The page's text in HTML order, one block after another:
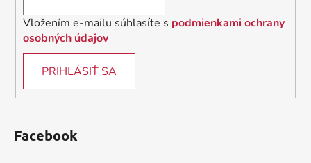
Vložením e-mailu súhlasíte s podmienkami ochrany
osobných údajov
PRIHLÁSIŤ SA
Facebook